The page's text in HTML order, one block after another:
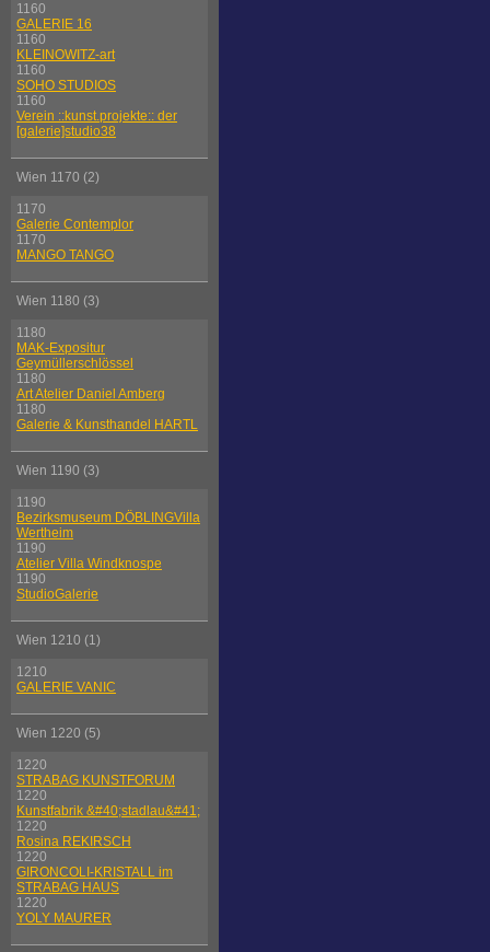
1160
GALERIE 16
1160
KLEINOWITZ-art
1160
SOHO STUDIOS
1160
Verein ::kunst.projekte:: der
[galerie]studio38
Wien 1170 (2)
1170
Galerie Contemplor
1170
MANGO TANGO
Wien 1180 (3)
1180
MAK-Expositur
Geymüllerschlössel
1180
Art Atelier Daniel Amberg
1180
Galerie & Kunsthandel HARTL
Wien 1190 (3)
1190
Bezirksmuseum DÖBLINGVilla
Wertheim
1190
Atelier Villa Windknospe
1190
StudioGalerie
Wien 1210 (1)
1210
GALERIE VANIC
Wien 1220 (5)
1220
STRABAG KUNSTFORUM
1220
Kunstfabrik &#40;stadlau&#41;
1220
Rosina REKIRSCH
1220
GIRONCOLI-KRISTALL im
STRABAG HAUS
1220
YOLY MAURER